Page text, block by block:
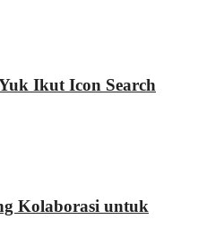
Ikut Icon Search
Kolaborasi untuk